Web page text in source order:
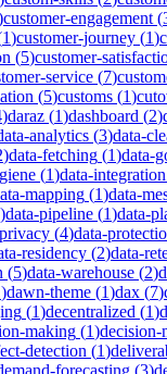
customer-engagement (
1)customer-journey (1)
(5)customer-
service (7)
(5)customs (1)
)daraz (1)dashboard (2)
analytics (3)data-
)data-fetching (1)data-
(1)data-integration
mapping (1)data-
)data-pipeline (1)data-
(4)data-
residency (2)data-
(5)data-warehouse (2)
)dawn-theme (1)dax (7)
(1)decentralized (1)
making (1)decision-
detection (1)
forecasting (3)